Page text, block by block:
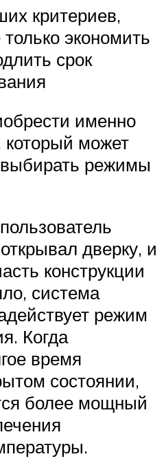
критериев,
экономить
срок
именно
который может
режимы
дверку, и
конструкции
система
режим
Когда
время
состоянии,
более мощный